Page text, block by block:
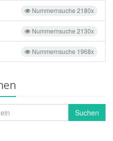
Nummernsuche 2180x
Nummernsuche 2130x
Nummernsuche 1968x
Suchen